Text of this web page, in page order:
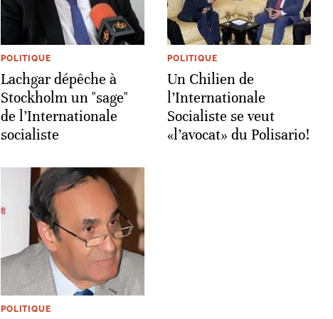
POLITIQUE
Lachgar dépêche à
Stockholm un "sage"
de l’Internationale
socialiste
POLITIQUE
Un Chilien de
l’Internationale
Socialiste se veut
«l’avocat» du Polisario!
POLITIQUE